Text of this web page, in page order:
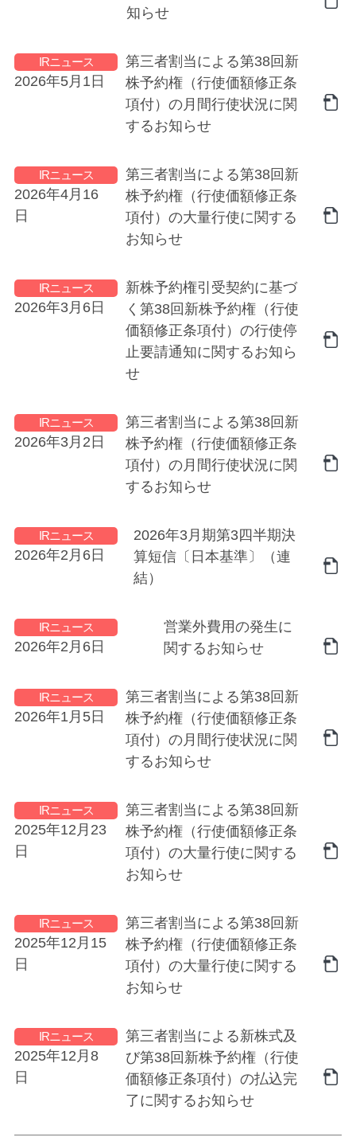
知らせ
IRニュース
2026年5月1日
第三者割当による第38回新
株予約権（行使価額修正条
項付）の月間行使状況に関
するお知らせ
IRニュース
2026年4月16
日
第三者割当による第38回新
株予約権（行使価額修正条
項付）の大量行使に関する
お知らせ
IRニュース
2026年3月6日
新株予約権引受契約に基づ
く第38回新株予約権（行使
価額修正条項付）の行使停
止要請通知に関するお知ら
せ
IRニュース
2026年3月2日
第三者割当による第38回新
株予約権（行使価額修正条
項付）の月間行使状況に関
するお知らせ
IRニュース
2026年2月6日
2026年3月期第3四半期決
算短信〔日本基準〕（連
結）
IRニュース
2026年2月6日
営業外費用の発生に
関するお知らせ
IRニュース
2026年1月5日
第三者割当による第38回新
株予約権（行使価額修正条
項付）の月間行使状況に関
するお知らせ
IRニュース
2025年12月23
日
第三者割当による第38回新
株予約権（行使価額修正条
項付）の大量行使に関する
お知らせ
IRニュース
2025年12月15
日
第三者割当による第38回新
株予約権（行使価額修正条
項付）の大量行使に関する
お知らせ
IRニュース
2025年12月8
日
第三者割当による新株式及
び第38回新株予約権（行使
価額修正条項付）の払込完
了に関するお知らせ